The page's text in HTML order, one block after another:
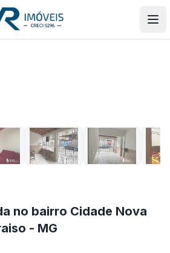
no bairro Cidade Nova
- MG